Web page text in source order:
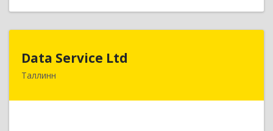
Data Service Ltd
Таллинн